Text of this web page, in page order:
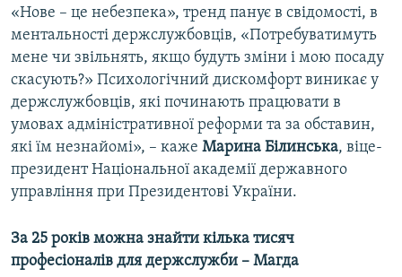
«Нове – це небезпека», тренд панує в свідомості, в
ментальності держслужбовців, «Потребуватимуть
мене чи звільнять, якщо будуть зміни і мою посаду
скасують?» Психологічний дискомфорт виникає у
держслужбовців, які починають працювати в
умовах адміністративної реформи та за обставин,
які їм незнайомі», – каже Марина Білинська, віце-
президент Національної академії державного
управління при Президентові України.
За 25 років можна знайти кілька тисяч
професіоналів для держслужби – Магда